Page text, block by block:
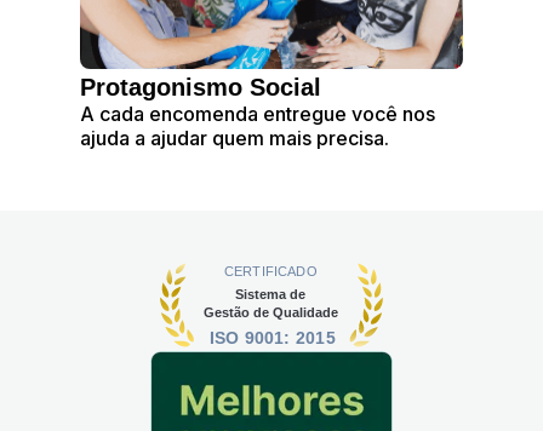
Protagonismo Social
A cada encomenda entregue você nos
ajuda a ajudar quem mais precisa.